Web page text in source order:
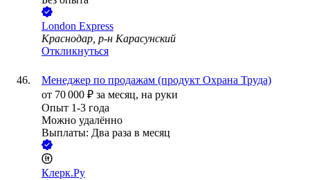
London Express
Краснодар, р-н Карасунский
Откликнуться
Менеджер по продажам (продукт Охрана Труда)
от 70 000 ₽ за месяц, на руки
Опыт 1-3 года
Можно удалённо
Выплаты: Два раза в месяц
Клерк.Ру